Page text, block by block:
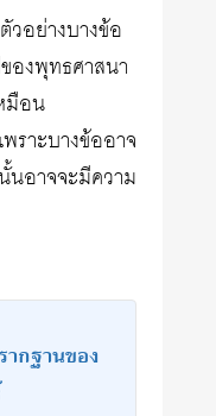
วอย่างบางข้อ
องพุทธศาสนา
มือน
ราะบางข้ออาจ
นอาจจะมีความ
กฐานของ